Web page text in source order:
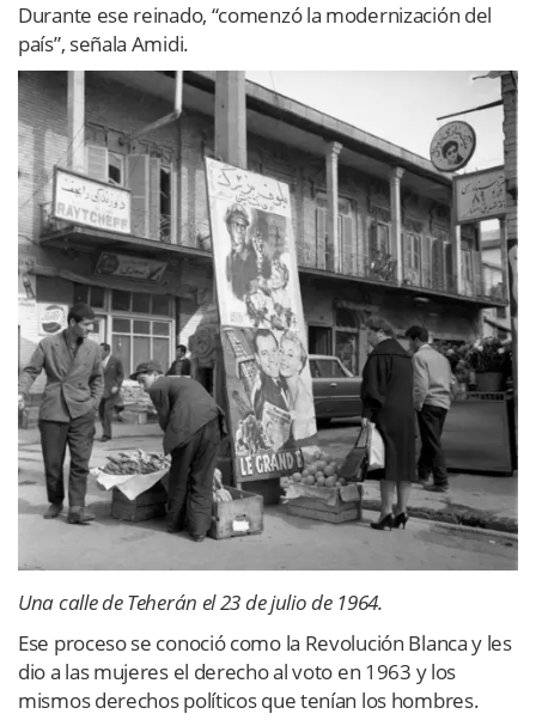
Durante ese reinado, “comenzó la modernización del
país”, señala Amidi.
Una calle de Teherán el 23 de julio de 1964.
Ese proceso se conoció como la Revolución Blanca y les
dio a las mujeres el derecho al voto en 1963 y los
mismos derechos políticos que tenían los hombres.